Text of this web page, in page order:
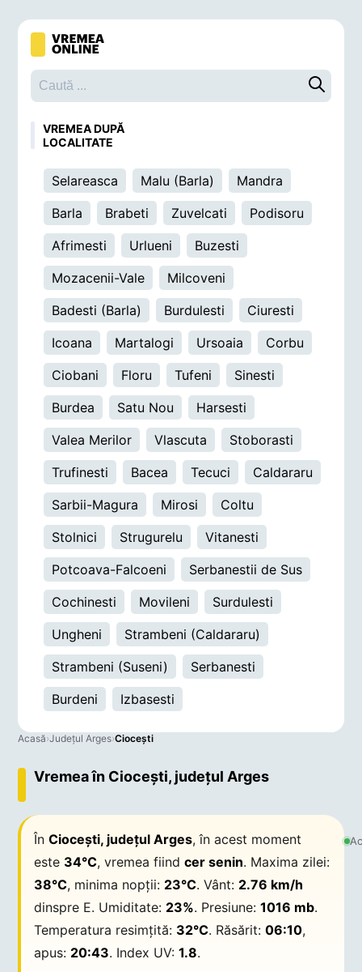
Caută o
VREMEA DUPĂ
LOCALITATE
Selareasca Malu (Barla)
Mandra
Barla
Brabeti Zuvelcati
Podisoru
Afrimesti
Urlueni
Buzesti
Mozacenii-Vale
Milcoveni
Badesti (Barla)
Burdulesti
Ciuresti
Icoana
Martalogi Ursoaia
Corbu
Ciobani
Floru Tufeni
Sinesti
Burdea
Satu Nou
Harsesti
Valea Merilor
Vlascuta
Stoborasti
Trufinesti
Bacea Tecuci
Caldararu
Sarbii-Magura
Mirosi
Coltu
Stolnici
Strugurelu
Vitanesti
Potcoava-Falcoeni
Serbanestii de Sus
Cochinesti
Movileni
Surdulesti
Ungheni
Strambeni (Caldararu)
Strambeni (Suseni)
Serbanesti
Burdeni
Izbasesti
Acasă›Județul Arges›Cioceşti
Vremea în Cioceşti, județul Arges
ÎnCioceşti, județul Arges, în acest moment
este 34°C, vremea fiindcer senin. Maxima zilei:
38°C, minima nopții: 23°C. Vânt: 2.76 km/h
dinspre E. Umiditate: 23%. Presiune:1016 mb.
Temperatura resimțită: 32°C. Răsărit:06:10,
apus: 20:43. Index UV:1.8.